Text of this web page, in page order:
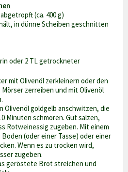
(ca. 400 g)
in dünne Scheiben geschnitten
oder 2 TL getrockneter
mit Olivenöl zerkleinern oder den
zerreiben und mit Olivenöl
Olivenöl goldgelb anschwitzen, die
Minuten schmoren. Gut salzen,
Rotweinessig zugeben. Mit einem
(oder einer Tasse) oder einer
Wenn es zu trocken wird,
zugeben.
geröstete Brot streichen und